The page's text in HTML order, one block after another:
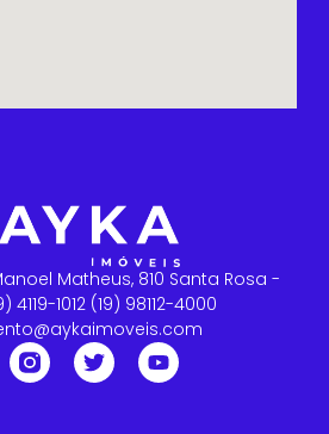
Matheus, 810 Santa Rosa -
4119-1012 (19) 98112-4000